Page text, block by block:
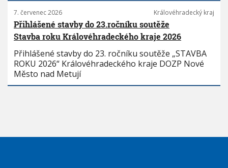
7. červenec 2026 Královéhradecký kraj
Přihlášené stavby do 23.ročníku soutěže
Stavba roku Královéhradeckého kraje 2026
Přihlášené stavby do 23. ročníku soutěže „STAVBA
ROKU 2026“ Královéhradeckého kraje DOZP Nové
Město nad Metují